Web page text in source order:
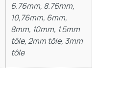
6.76mm, 8.76mm,
10,76mm, 6mm,
8mm, 10mm, 1.5mm
tôle, 2mm tôle, 3mm
tôle